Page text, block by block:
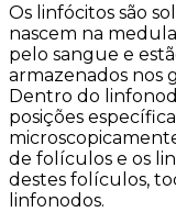
Os linfócitos são
nascem na
pelo sangue e
armazenados nos
Dentro do
posições
de folículos e os
destes folículos,
linfonodos.